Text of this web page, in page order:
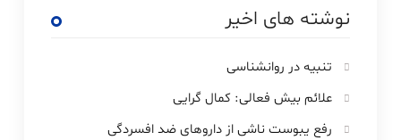
نوشته های اخیر
تنبیه در روانشناسی
علائم بیش فعالی: کمال گرایی
رفع یبوست ناشی از داروهای ضد افسردگی